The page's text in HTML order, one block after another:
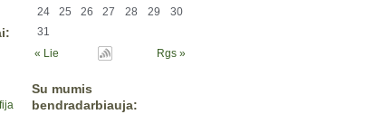
24
25 26 27 28 29
30
31
« Lie
Rgs »
Su mumis
bendradarbiauja: